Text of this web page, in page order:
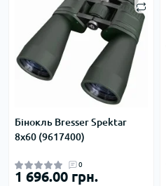
Бінокль Bresser Spektar
8x60 (9617400)
0
1 696.00 грн.